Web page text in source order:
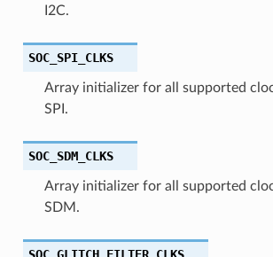
I2C.
SOC_SPI_CLKS
Array initializer for all supported
SPI.
SOC_SDM_CLKS
Array initializer for all supported
SDM.